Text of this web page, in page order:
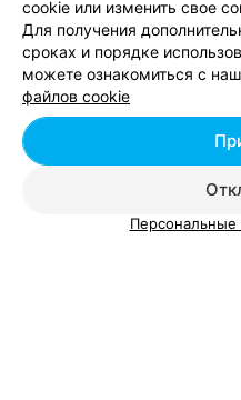
Смотрите также
Стрижка бороды возле
Мужская стрижка возле
cookie или изменить свое
Для получения
сроках и порядке
можете ознакомиться с
файлов cookie
Персональные